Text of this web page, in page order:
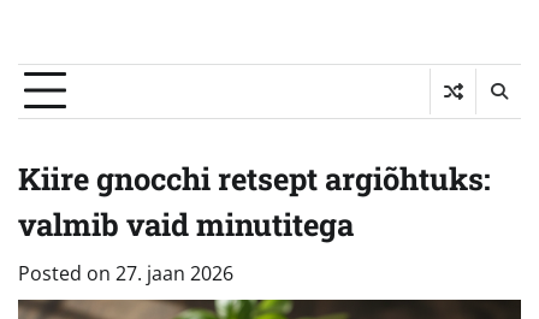
Kiire gnocchi retsept argiõhtuks:
valmib vaid minutitega
Posted on 27. jaan 2026